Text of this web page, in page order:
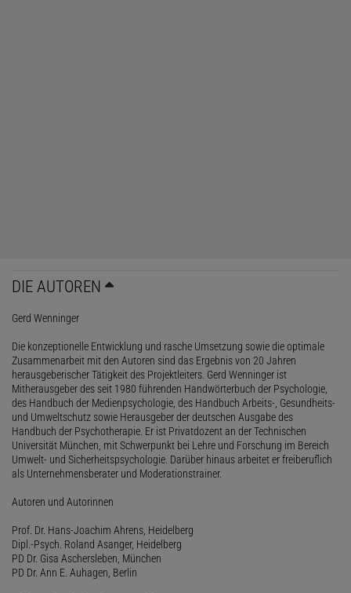
DIE AUTOREN
Gerd Wenninger
Die konzeptionelle Entwicklung und rasche Umsetzung sowie die optimale
Zusammenarbeit mit den Autoren sind das Ergebnis von 20 Jahren
herausgeberischer Tätigkeit des Projektleiters. Gerd Wenninger ist
Mitherausgeber des seit 1980 führenden Handwörterbuch der Psychologie,
des Handbuch der Medienpsychologie, des Handbuch Arbeits-, Gesundheits-
und Umweltschutz sowie Herausgeber der deutschen Ausgabe des
Handbuch der Psychotherapie. Er ist Privatdozent an der Technischen
Universität München, mit Schwerpunkt bei Lehre und Forschung im Bereich
Umwelt- und Sicherheitspsychologie. Darüber hinaus arbeitet er freiberuflich
als Unternehmensberater und Moderationstrainer.
Autoren und Autorinnen
Prof. Dr. Hans-Joachim Ahrens, Heidelberg
Dipl.-Psych. Roland Asanger, Heidelberg
PD Dr. Gisa Aschersleben, München
PD Dr. Ann E. Auhagen, Berlin